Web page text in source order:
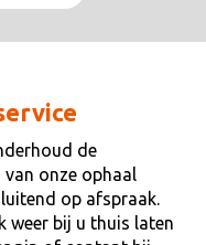
de
onze ophaal
op afspraak.
weer bij u thuis laten